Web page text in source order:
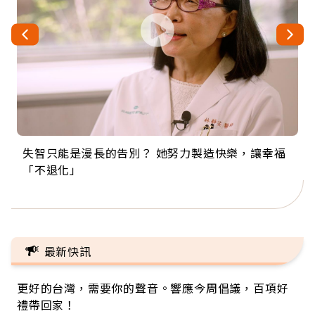
失智只能是漫長的告別？ 她努力製造快樂，讓幸福
「不退化」
來自剛果的巧克力神父 為台灣奉獻36年 「台灣是我
的家，我連作夢都講台語！」
63歲卸矽谷副總、搬回台灣找快樂！「蛋黃哥小
丑」走進安養院，逗樂上萬爺奶：退休後才開始真
104歲打破金氏世界紀錄 成為全球最年長羽球選
手，分享長壽的秘密原來是「這個」
事業巔峰他選擇追夢…黑手阿伯拉小提琴還登上小
巨蛋！連CNN都大讚！
最新快訊
更好的台灣，需要你的聲音。響應今周倡議，百項好
禮帶回家！